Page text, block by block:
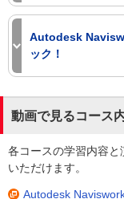
オンラインコ
配信型スクール
してCIM対応ソフ
＊ 各製品をじっくり
ぞれのコースのご
CIMモデリン
コース紹介動画
ください。
解決率98％の数
お客様に喜ばれて
CADテレホンサ
サポートツールを
を共有して、ポイ
す。
さらに、保守契約
様は、お客様マ
介します
BIM
必要か」といった
入に向けての製品
BIM/CIM導入
Autodesk
ック！
格、動作環境など
（CAD
動画で見るコース
各コースの学習内容
いただけます。
Autodesk